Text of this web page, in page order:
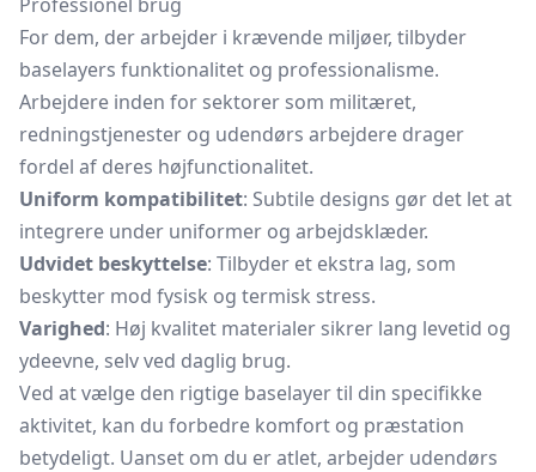
For dem, der arbejder i krævende miljøer, tilbyder
baselayers funktionalitet og professionalisme.
Arbejdere inden for sektorer som militæret,
redningstjenester og udendørs arbejdere drager
fordel af deres højfunctionalitet.
Uniform kompatibilitet: Subtile designs gør det let at
integrere under uniformer og arbejdsklæder.
Udvidet beskyttelse: Tilbyder et ekstra lag, som
beskytter mod fysisk og termisk stress.
Varighed: Høj kvalitet materialer sikrer lang levetid og
ydeevne, selv ved daglig brug.
Ved at vælge den rigtige baselayer til din specifikke
aktivitet, kan du forbedre komfort og præstation
betydeligt. Uanset om du er atlet, arbejder udendørs